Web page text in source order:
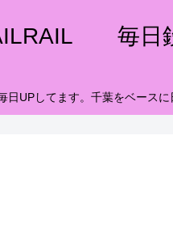
毎日
日UPしてます。千葉をベース